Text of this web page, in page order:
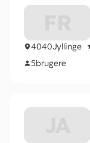
4040Jyllinge
5brugere